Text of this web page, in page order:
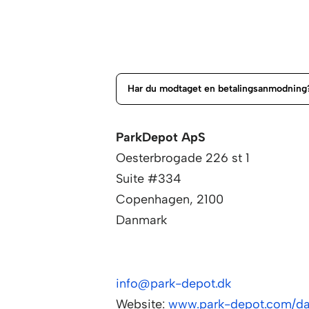
Har du modtaget en
ParkDepot ApS
Oesterbrogade 226 st 1
Suite #334
Copenhagen, 2100
Danmark
info@park-depot.dk
Website: www.park-depot.com/